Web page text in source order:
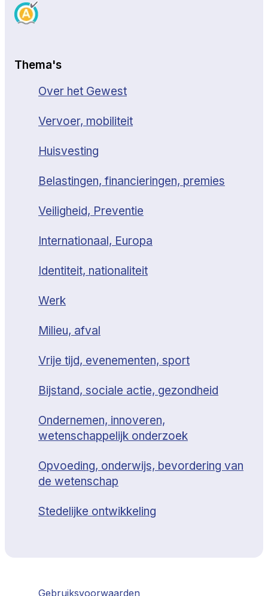
Thema's
Over het Gewest
Vervoer, mobiliteit
Huisvesting
Belastingen, financieringen, premies
Veiligheid, Preventie
Internationaal, Europa
Identiteit, nationaliteit
Werk
Milieu, afval
Vrije tijd, evenementen, sport
Bijstand, sociale actie, gezondheid
Ondernemen, innoveren,
wetenschappelijk onderzoek
Opvoeding, onderwijs, bevordering van
de wetenschap
Stedelijke ontwikkeling
Gebruiksvoorwaarden